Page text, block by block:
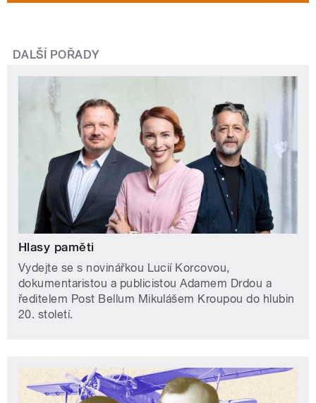
DALŠÍ POŘADY
Hlasy paměti
Vydejte se s novinářkou Lucií Korcovou,
dokumentaristou a publicistou Adamem Drdou a
ředitelem Post Bellum Mikulášem Kroupou do hlubin
20. století.